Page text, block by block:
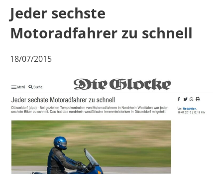
Jeder sechste
Motoradfahrer zu schnell
18/07/2015